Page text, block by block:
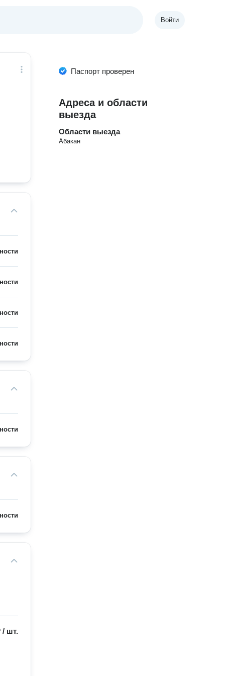
Войти
/ шт.
Паспорт проверен
Адреса и области
выезда
Области выезда
Абакан